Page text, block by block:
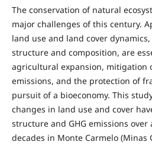
The conservation of natural
major challenges of this century.
land use and land cover
structure and composition, are
agricultural expansion, mitigation
emissions, and the protection of
pursuit of a bioeconomy. This
changes in land use and cover
structure and GHG emissions
decades in Monte Carmelo (Minas